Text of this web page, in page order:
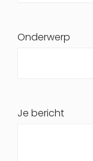
Onderwerp
Je bericht